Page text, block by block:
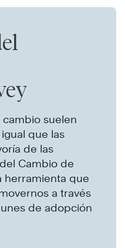
suelen
que las
de las
Cambio de
herramienta que
a través
de adopción